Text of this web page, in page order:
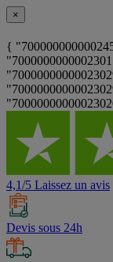
×
{
4,1/5 Laissez un avis
Devis sous 24h